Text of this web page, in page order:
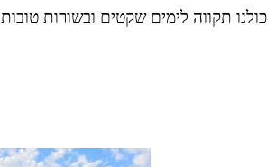
כולנו תקווה לימים שקטים ובשורות טובות